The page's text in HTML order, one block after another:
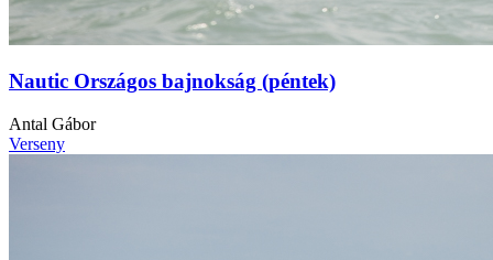
Nautic Országos bajnokság (péntek)
Antal Gábor
Verseny